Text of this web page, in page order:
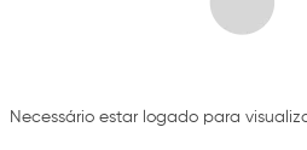
Necessário estar logado para